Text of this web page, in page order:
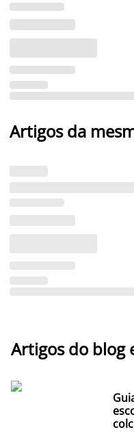
Artigos da
Artigos do blog